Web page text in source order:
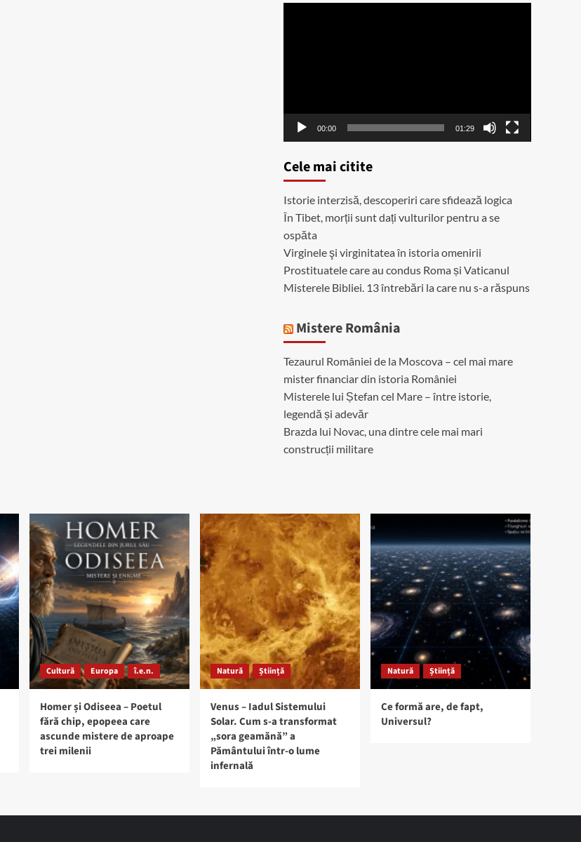
00:00 01:29
Cele mai citite
Istorie interzisă, descoperiri care sfidează logica
În Tibet, morții sunt dați vulturilor pentru a se
ospăta
Virginele şi virginitatea în istoria omenirii
Prostituatele care au condus Roma și Vaticanul
Misterele Bibliei. 13 întrebări la care nu s-a răspuns
Mistere România
Tezaurul României de la Moscova – cel mai mare
mister financiar din istoria României
Misterele lui Ștefan cel Mare – între istorie,
legendă și adevăr
Brazda lui Novac, una dintre cele mai mari
construcții militare
Cultură Europa î.e.n.
Homer și Odiseea – Poetul
fără chip, epopeea care
ascunde mistere de aproape
trei milenii
Natură Știință
Venus – Iadul Sistemului
Solar. Cum s-a transformat
„sora geamănă” a
Pământului într-o lume
infernală
Natură Știință
Ce formă are, de fapt,
Universul?